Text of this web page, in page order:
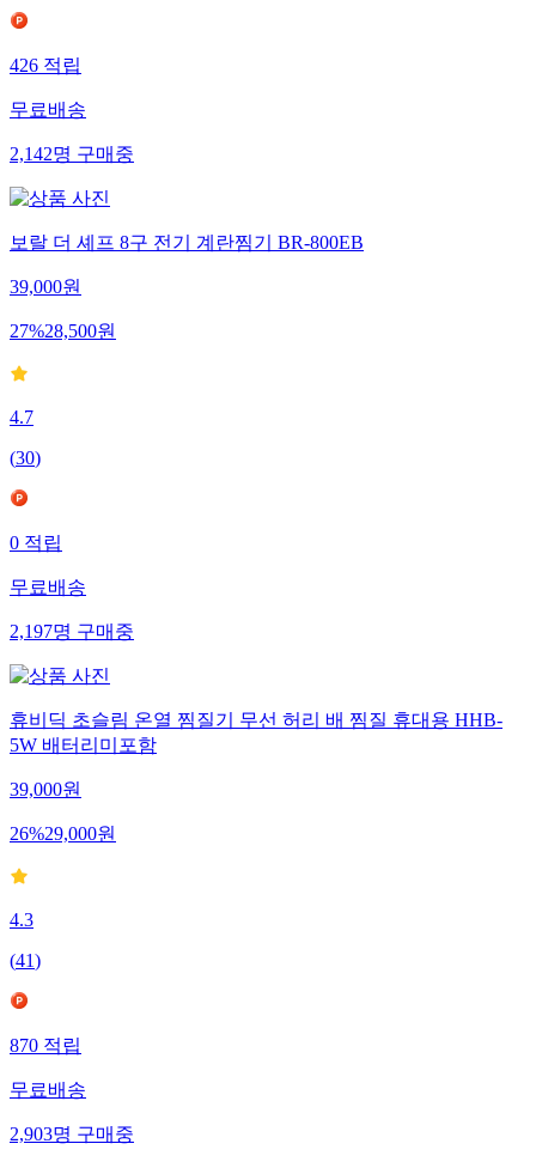
426적립
무료배송
2,142명구매중
보랄 더 셰프 8구 전기 계란찜기 BR-800EB
39,000원
27%28,500원
4.7
(30)
0적립
무료배송
2,197명구매중
휴비딕 초슬림 온열 찜질기 무선 허리 배 찜질 휴대용 HHB-
5W 배터리미포함
39,000원
26%29,000원
4.3
(41)
870적립
무료배송
2,903명구매중